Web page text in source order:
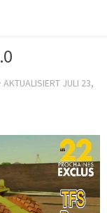
· AKTUALISIERT JULI 23,